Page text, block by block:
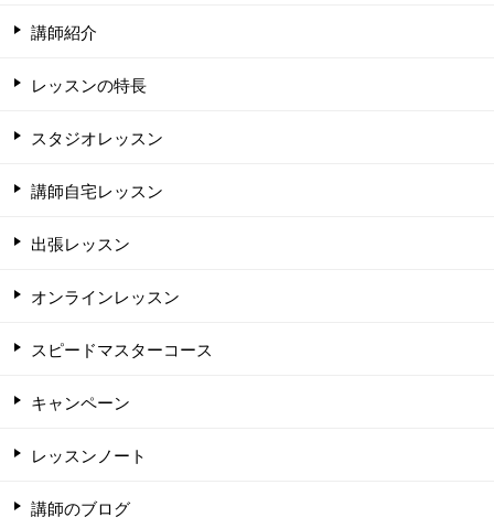
講師紹介
レッスンの特長
スタジオレッスン
講師自宅レッスン
出張レッスン
オンラインレッスン
スピードマスターコース
キャンペーン
レッスンノート
講師のブログ